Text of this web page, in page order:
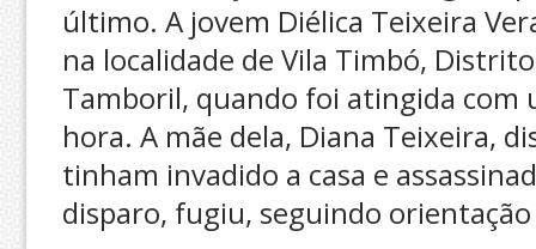
último. A jovem Diélica Teixeira
na localidade de Vila Timbó,
Tamboril, quando foi atingida com
hora. A mãe dela, Diana Teixeira,
tinham invadido a casa e
disparo, fugiu, seguindo